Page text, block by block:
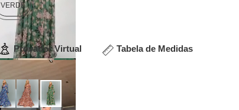
VERDE
Provador Virtual Tabela de Medidas